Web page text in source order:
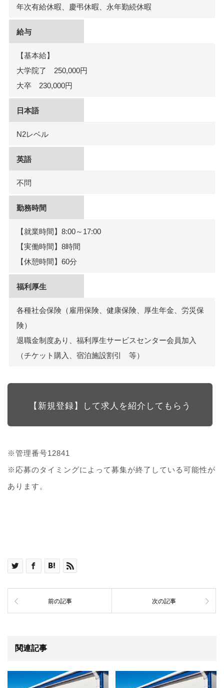
年次有給休暇、慶弔休暇、永年勤続休暇
給与
【基本給】
大学院了 250,000円
大卒 230,000円
日本語
N2レベル
英語
不問
勤務時間
【就業時間】8:00～17:00
【実働時間】8時間
【休憩時間】60分
福利厚生
各種社会保険（雇用保険、健康保険、厚生年金、労災保
険）
退職金制度あり、福利厚生サービスセンター会員加入
（チケット購入、宿泊施設割引 等）
【新規登録】して求人を紹介してもらう
※管理番号12841
※応募のタイミングによって募集が終了している可能性が
あります。
前の記事 次の記事
関連記事